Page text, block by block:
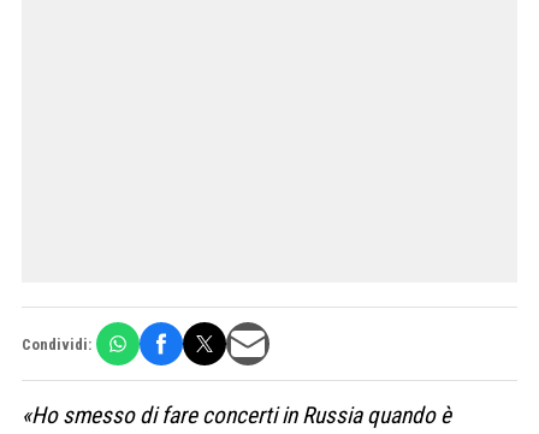
Condividi:
«Ho smesso di fare concerti in Russia quando è